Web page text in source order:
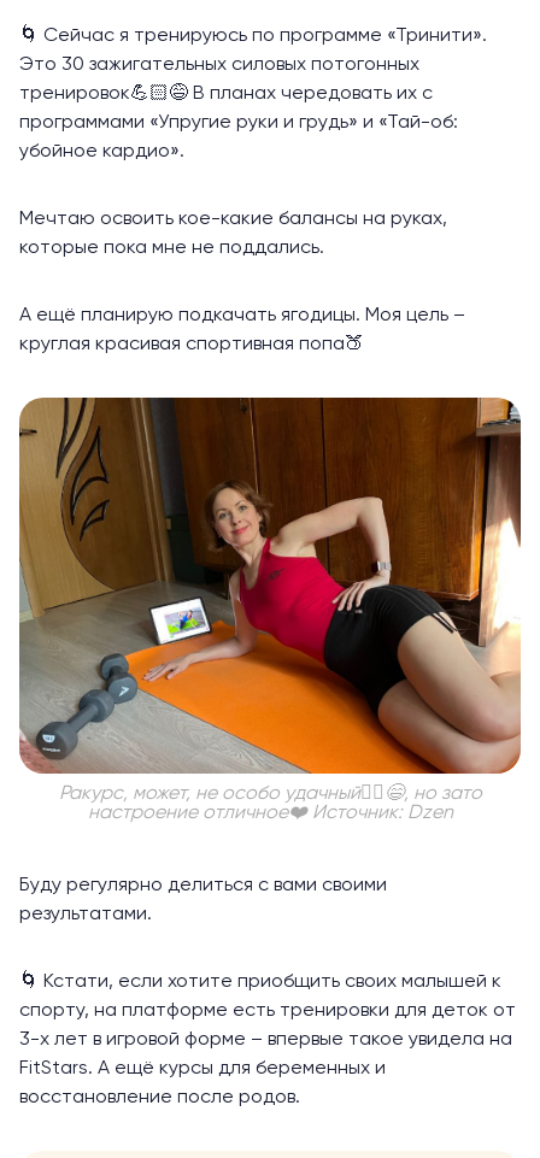
🌀 Сейчас я тренируюсь по программе «Тринити».
Это 30 зажигательных силовых потогонных
тренировок💪🏻😅 В планах чередовать их с
программами «Упругие руки и грудь» и «Тай-об:
убойное кардио».
Мечтаю освоить кое-какие балансы на руках,
которые пока мне не поддались.
А ещё планирую подкачать ягодицы. Моя цель –
круглая красивая спортивная попа🍑
Ракурс, может, не особо удачный🤦‍♀️😄, но зато
настроение отличное❤️ Источник: Dzen
Буду регулярно делиться с вами своими
результатами.
🌀 Кстати, если хотите приобщить своих малышей к
спорту, на платформе есть тренировки для деток от
3-х лет в игровой форме – впервые такое увидела на
FitStars. А ещё курсы для беременных и
восстановление после родов.